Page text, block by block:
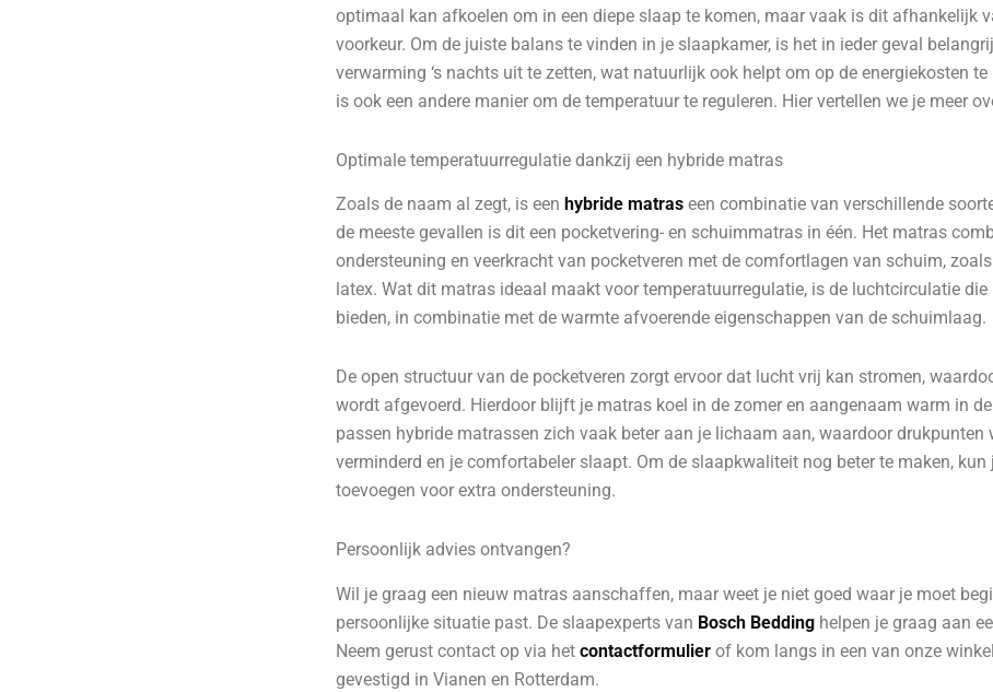
optimaal kan afkoelen om in een diepe slaap te komen, maar vaak is dit afhankelijk
voorkeur. Om de juiste balans te vinden in je slaapkamer, is het in ieder geval
verwarming ‘s nachts uit te zetten, wat natuurlijk ook helpt om op de energiekosten te
is ook een andere manier om de temperatuur te reguleren. Hier vertellen we je meer
Optimale temperatuurregulatie dankzij een hybride matras
Zoals de naam al zegt, is een hybride matras een combinatie van verschillende
de meeste gevallen is dit een pocketvering- en schuimmatras in één. Het matras
ondersteuning en veerkracht van pocketveren met de comfortlagen van schuim,
latex. Wat dit matras ideaal maakt voor temperatuurregulatie, is de luchtcirculatie die
bieden, in combinatie met de warmte afvoerende eigenschappen van de schuimlaag.
De open structuur van de pocketveren zorgt ervoor dat lucht vrij kan stromen,
wordt afgevoerd. Hierdoor blijft je matras koel in de zomer en aangenaam warm in
passen hybride matrassen zich vaak beter aan je lichaam aan, waardoor drukpunten
verminderd en je comfortabeler slaapt. Om de slaapkwaliteit nog beter te maken, kun
toevoegen voor extra ondersteuning.
Persoonlijk advies ontvangen?
Wil je graag een nieuw matras aanschaffen, maar weet je niet goed waar je moet
persoonlijke situatie past. De slaapexperts van Bosch Bedding helpen je graag aan
Neem gerust contact op via het contactformulier of kom langs in een van onze
gevestigd in Vianen en Rotterdam.